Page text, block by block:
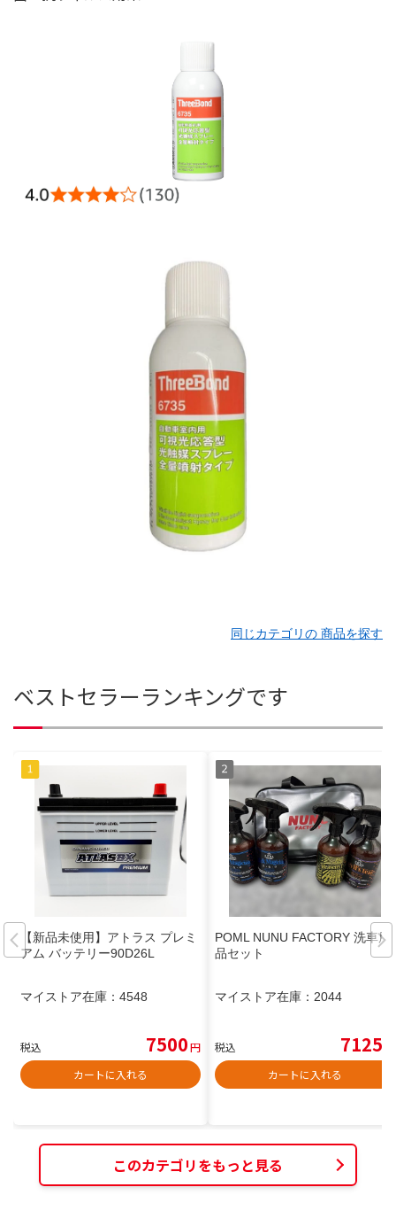
同じカテゴリの 商品を探す
ベストセラーランキングです
【新品未使用】アトラス プレミ
アム バッテリー90D26L
マイストア在庫： 4548
税込 7500円
カートに入れる
POML NUNU FACTORY 洗車用
品セット
マイストア在庫： 2044
税込 7125
カートに入れる
このカテゴリをもっと見る